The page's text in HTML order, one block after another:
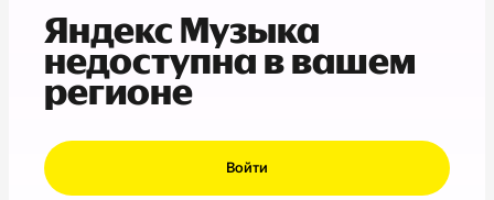
Яндекс Музыка
недоступна в вашем
регионе
Войти